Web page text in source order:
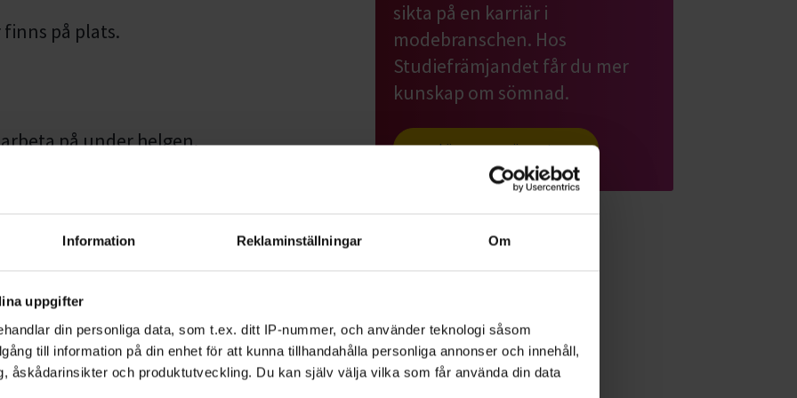
Information Reklaminställningar Om
uppgifter
din personliga data, som t.ex. ditt IP-nummer, och använder teknologi såsom
till information på din enhet för att kunna tillhandahålla personliga annonser och innehåll,
åskådarinsikter och produktutveckling. Du kan själv välja vilka som får använda din data
på plats.
på under helgen.
Kyl och mikro finns.
symaskin och sytillbehör. De kan
roligt – det är också hållbart. Genom att
sikta på en karriär i
modebranschen. Hos
Studiefrämjandet får du mer
kunskap om sömnad.
Läs mer om ämnet